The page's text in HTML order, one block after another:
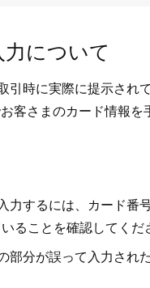
について
引時に実際に提示され
客さまのカード情報を
力するには、カード番
ることを確認してくだ
部分が誤って入力され